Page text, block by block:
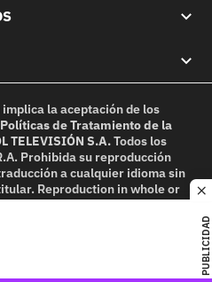
PUBLICIDAD
la aceptación de los
Políticas de Tratamiento de la
TELEVISIÓN S.A.Todos los
Prohibida su reproducción
a cualquier idioma sin
Reproduction in whole or